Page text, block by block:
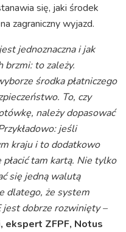
się, jaki środek
zagraniczny wyjazd.
jednoznaczna i jak
brzmi: to zależy.
środka płatniczego
To, czy
należy dopasować
jeśli
kraju i to dodatkowo
tam kartą. Nie tylko
się jedną walutą
dlatego, że system
jest dobrze rozwinięty –
ekspert ZFPF, Notus